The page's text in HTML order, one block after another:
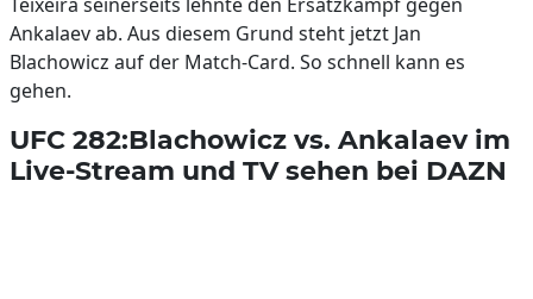
Ankalaev ab. Aus diesem Grund steht jetzt Jan
Blachowicz auf der Match-Card. So schnell kann es
gehen.
UFC 282:Blachowicz vs. Ankalaev im
Live-Stream und TV sehen bei DAZN